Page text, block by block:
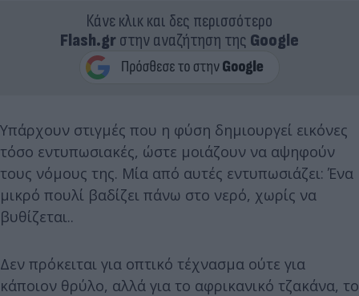
Κάνε κλικ και δες περισσότερο
Flash.grστην αναζήτηση της Google
Υπάρχουν στιγμές που η φύση δημιουργεί εικόνες
τόσο εντυπωσιακές, ώστε μοιάζουν να αψηφούν
τους νόμους της. Μία από αυτές εντυπωσιάζει: Ένα
μικρό πουλί βαδίζει πάνω στο νερό, χωρίς να
βυθίζεται..
Δεν πρόκειται για οπτικό τέχνασμα ούτε για
κάποιον θρύλο, αλλά για το αφρικανικό τζακάνα, το